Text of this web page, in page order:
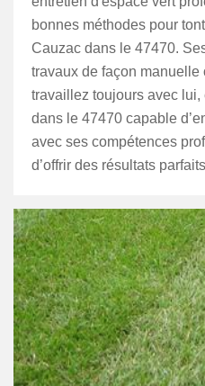
bonnes méthodes pour
Cauzac dans le 47470.
travaux de façon manuelle
travaillez toujours avec
dans le 47470 capable
avec ses compétences
d’offrir des résultats